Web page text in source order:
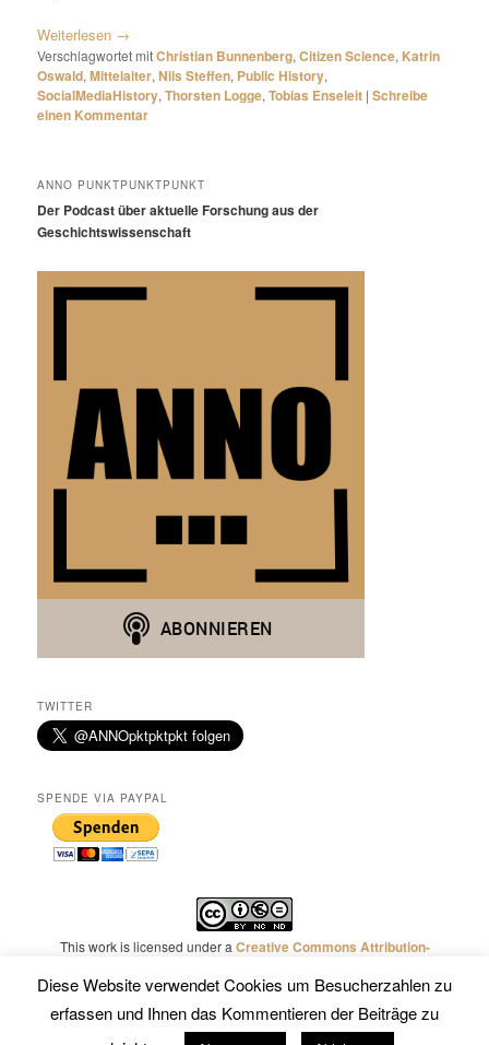
Weiterlesen →
Verschlagwortet mitChristian Bunnenberg,Citizen Science, Katrin
Oswald,Mittelalter,Nils Steffen, Public History,
SocialMediaHistory,Thorsten Logge,Tobias Enseleit |Schreibe
einen Kommentar
ANNO PUNKTPUNKTPUNKT
Der Podcast über aktuelle Forschung aus der
Geschichtswissenschaft
TWITTER
SPENDE VIA PAYPAL
This work is licensed under a Creative Commons Attribution-
Diese Website verwendet Cookies um Besucherzahlen zu
erfassen und Ihnen das Kommentieren der Beiträge zu